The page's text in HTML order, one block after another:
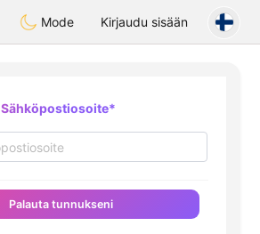
Deutsch Dating
Mode Kirjaudu sisään
Sähköpostiosoite*
Palauta tunnukseni